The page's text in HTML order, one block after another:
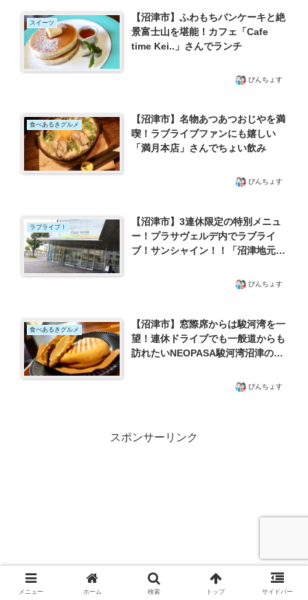
スイーツ
【沼津市】ふわもちパンケーキと絶
景富士山を堪能！カフェ「Cafe
time Kei..」さんでランチ
ぴんちょす
食べあるきグルメ
【沼津市】名物あつあつおじやを満
喫！ラブライブファンにも嬉しい
「満月本店」さんでちょい飲み
ぴんちょす
ラブライブ！
【沼津市】3連休限定の特別メニュ
ー！プラサヴェルデ内でラブライ
ブ！サンシャイン！！「沼津地元愛
ぴんちょす
食べあるきグルメ
【沼津市】窓際席からは駿河湾を一
望！連休ドライブでも一般道からも
訪れたいNEOPASA駿河湾沼津の
ぴんちょす
スポンサーリンク
メニュー ホーム 検索 トップ サイドバー